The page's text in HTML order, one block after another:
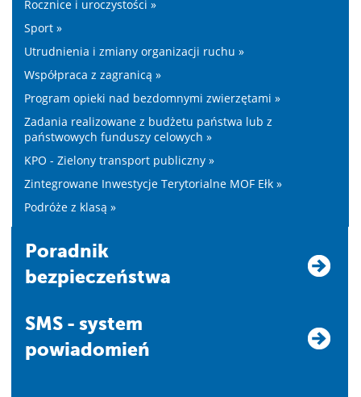
Rocznice i uroczystości »
Sport »
Utrudnienia i zmiany organizacji ruchu »
Współpraca z zagranicą »
Program opieki nad bezdomnymi zwierzętami »
Zadania realizowane z budżetu państwa lub z
państwowych funduszy celowych »
KPO - Zielony transport publiczny »
Zintegrowane Inwestycje Terytorialne MOF Ełk »
Podróże z klasą »
Poradnik
bezpieczeństwa
SMS - system
powiadomień